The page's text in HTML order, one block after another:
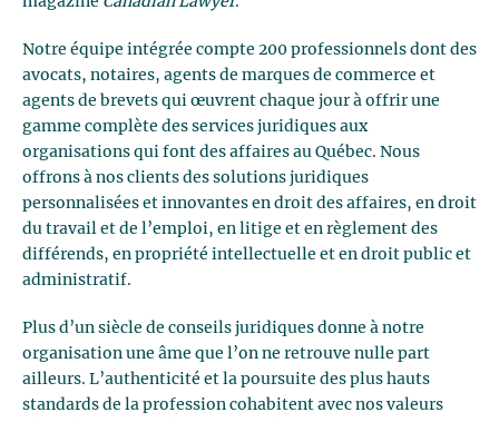
Notre équipe intégrée compte 200 professionnels dont des
avocats, notaires, agents de marques de commerce et
agents de brevets qui œuvrent chaque jour à offrir une
gamme complète des services juridiques aux
organisations qui font des affaires au Québec. Nous
offrons à nos clients des solutions juridiques
personnalisées et innovantes en droit des affaires, en droit
du travail et de l’emploi, en litige et en règlement des
différends, en propriété intellectuelle et en droit public et
administratif.
Plus d’un siècle de conseils juridiques donne à notre
organisation une âme que l’on ne retrouve nulle part
ailleurs. L’authenticité et la poursuite des plus hauts
standards de la profession cohabitent avec nos valeurs